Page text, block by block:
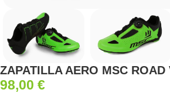
ZAPATILLA AERO MSC ROAD
98,00 €